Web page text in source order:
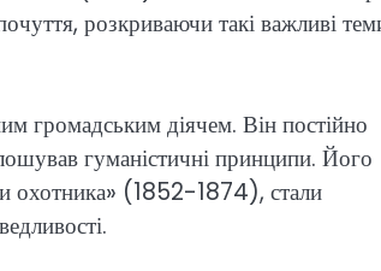
розкриваючи такі важливі
громадським діячем. Він постійно
гуманістичні принципи. Його
охотника» (1852-1874), стали